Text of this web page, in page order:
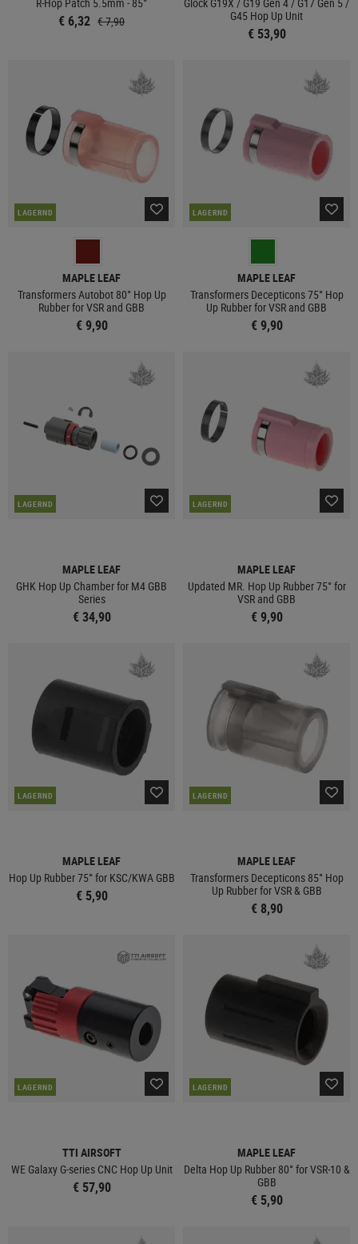
€ 6,32 € 7,90
G45 Hop Up Unit
€ 53,90
LAGERND
MAPLE LEAF
Transformers Autobot 80° Hop Up
Rubber for VSR and GBB
€ 9,90
LAGERND
MAPLE LEAF
Transformers Decepticons 75° Hop
Up Rubber for VSR and GBB
€ 9,90
LAGERND
MAPLE LEAF
GHK Hop Up Chamber for M4 GBB
Series
€ 34,90
LAGERND
MAPLE LEAF
Updated MR. Hop Up Rubber 75° for
VSR and GBB
€ 9,90
LAGERND
MAPLE LEAF
Hop Up Rubber 75° for KSC/KWA GBB
€ 5,90
LAGERND
MAPLE LEAF
Transformers Decepticons 85° Hop
Up Rubber for VSR & GBB
€ 8,90
LAGERND
TTI AIRSOFT
WE Galaxy G-series CNC Hop Up Unit
€ 57,90
LAGERND
MAPLE LEAF
Delta Hop Up Rubber 80° for VSR-10 &
GBB
€ 5,90